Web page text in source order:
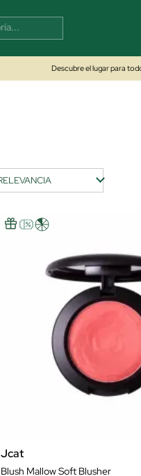
Descubre el lugar para
Jcat
Blush Mallow Soft Blusher